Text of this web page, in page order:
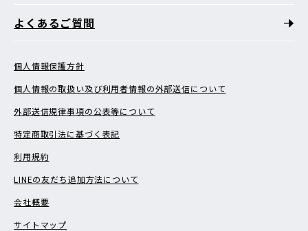
よくあるご質問
個人情報保護方針
個人情報の取扱い及び利用者情報の外部送信について
外部送信規律事項の公表等について
特定商取引法に基づく表記
利用規約
LINEの友だち追加方法について
会社概要
サイトマップ